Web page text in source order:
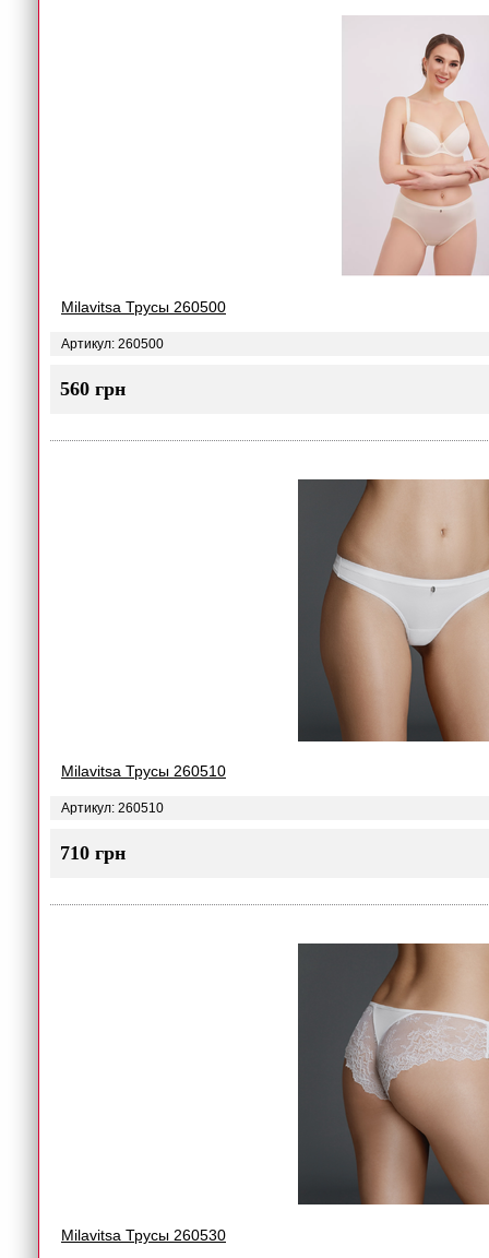
Milavitsa Трусы 260500
Артикул: 260500
560 грн
Milavitsa Трусы 260510
Артикул: 260510
710 грн
Milavitsa Трусы 260530